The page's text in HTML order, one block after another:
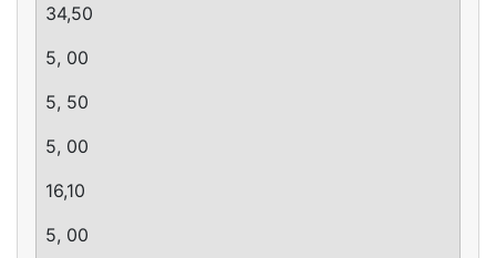
34,50
5, 00
5, 50
5, 00
16,10
5, 00